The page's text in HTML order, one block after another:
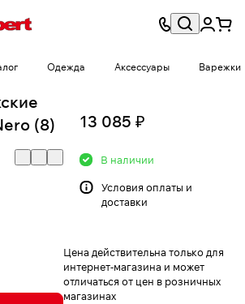
Одежда Аксессуары Варежки
(8)
13 085 ₽
В наличии
Условия оплаты и
доставки
Цена действительна только для
интернет-магазина и может
отличаться от цен в розничных
магазинах